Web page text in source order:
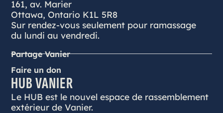
161, av. Marier
Ottawa, Ontario K1L 5R8
Sur rendez-vous seulement pour ramassage
du lundi au vendredi.
Partage Vanier
Faire un don
HUB VANIER
Le HUB est le nouvel espace de rassemblement
extérieur de Vanier.